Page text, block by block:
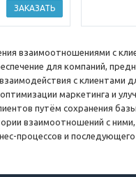
ЗАКАЗАТЬ
взаимоотношениями с
для компаний,
с клиентами
маркетинга и
путём сохранения
взаимоотношений с ними,
процессов и последующего